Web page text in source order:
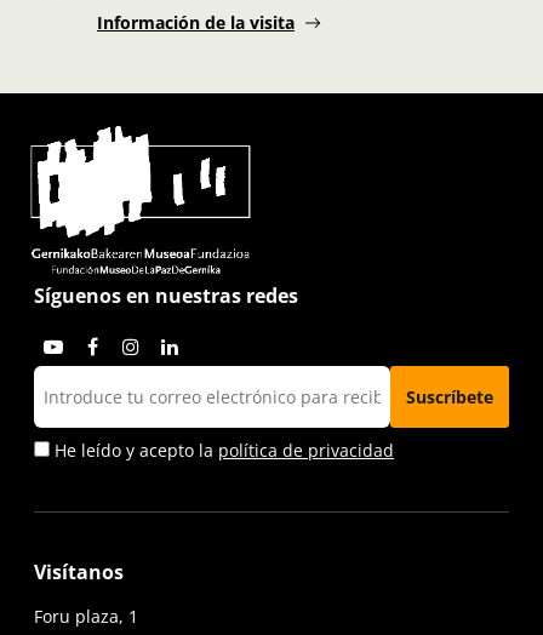
Información de la visita
Síguenos en nuestras redes
He leído y acepto la política de privacidad
Visítanos
Foru plaza, 1